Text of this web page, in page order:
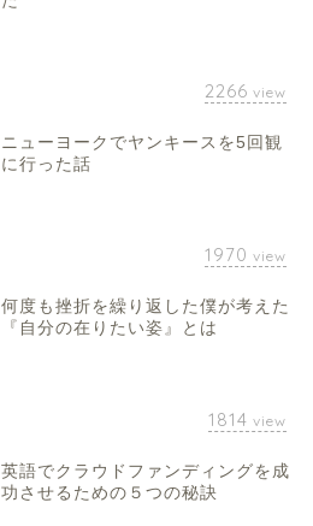
2266 view
ニューヨークでヤンキースを5回観
に行った話
1970 view
何度も挫折を繰り返した僕が考えた
『自分の在りたい姿』とは
1814 view
英語でクラウドファンディングを成
功させるための５つの秘訣